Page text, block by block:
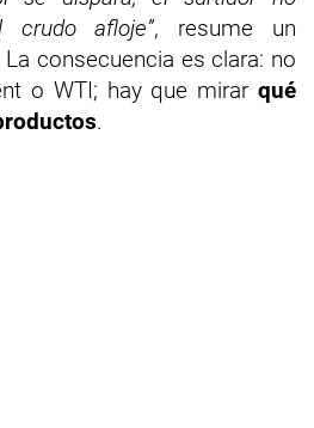
crudo afloje”, resume un
consecuencia es clara: no
o WTI; hay que mirar qué
.